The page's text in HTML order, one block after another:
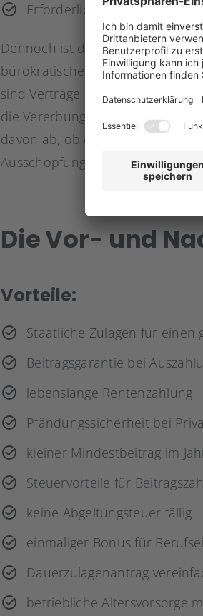
Erforderlicher Eigenbeitrag
Dennoch ist die Riester-Rente
bürokratisches und damit
sind Verträge erst dann
die Vererbungsmöglichkeiten
davon ab, ob der
Ausschöpfung der Fördermittel
Die Vor- und
Vorteile:
Staatliche Zulagen für einen
Beitragsgarantie bei
lebenslange Rentenzahlung
Pfändungssicherheit bei
kleiner Mindestbeitrag im
Steuervorteile für
keine Abgeltungsteuer fällig
einmaliger Bonus für
Dauerzulagenantrag
betriebliche Altersvorsorge